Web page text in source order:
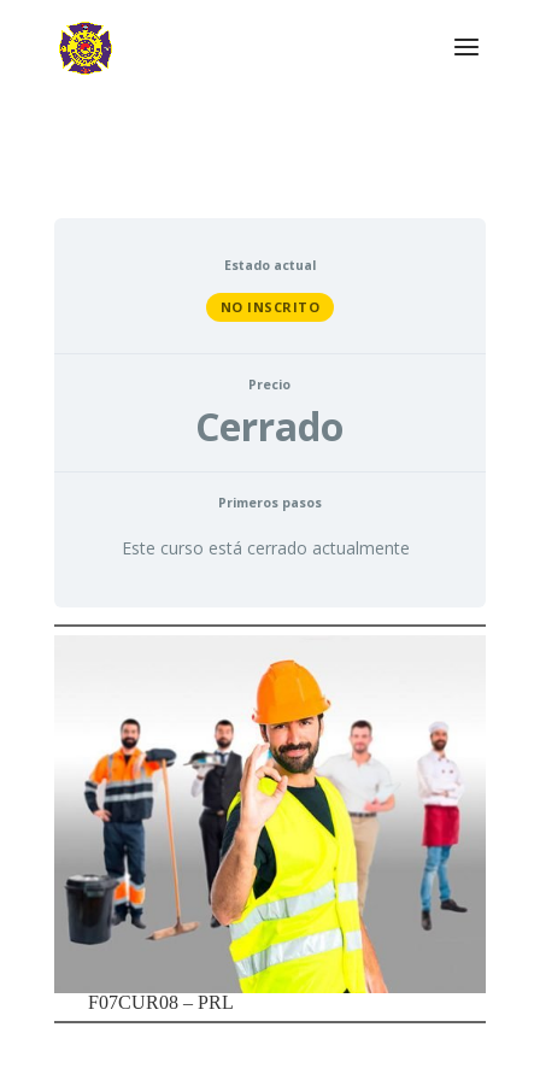
Estado actual
NO INSCRITO
Precio
Cerrado
Primeros pasos
Este curso está cerrado actualmente
F07CUR08 – PRL